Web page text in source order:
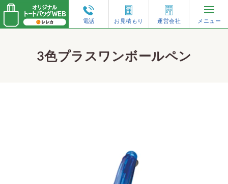
電話 お見積もり 運営会社 メニュー
3色プラスワンボールペン